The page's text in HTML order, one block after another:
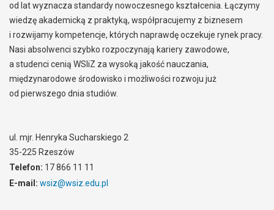
od lat wyznacza standardy nowoczesnego kształcenia. Łączymy
wiedzę akademicką z praktyką, współpracujemy z biznesem
i rozwijamy kompetencje, których naprawdę oczekuje rynek pracy.
Nasi absolwenci szybko rozpoczynają kariery zawodowe,
a studenci cenią WSIiZ za wysoką jakość nauczania,
międzynarodowe środowisko i możliwości rozwoju już
od pierwszego dnia studiów.
ul. mjr. Henryka Sucharskiego 2
35-225 Rzeszów
Telefon: 17 866 11 11
E-mail: wsiz@wsiz.edu.pl